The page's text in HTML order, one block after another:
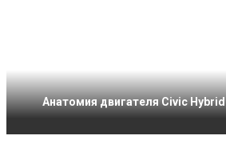
Анатомия двигателя Civic Hybrid